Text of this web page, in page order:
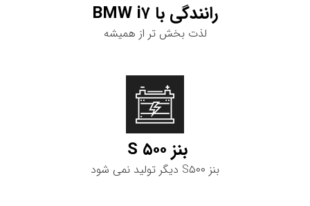
رانندگی با BMW i۷
لذت بخش تر از همیشه
بنز S ۵۰۰
بنز S۵۰۰ دیگر تولید نمی شود